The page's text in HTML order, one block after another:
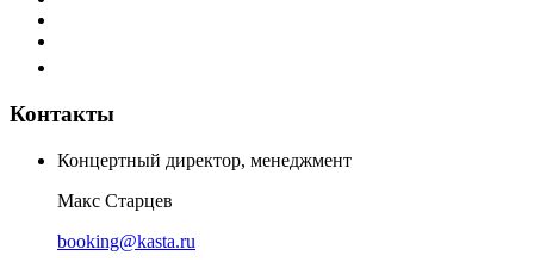
Контакты
Концертный директор, менеджмент
Макс Старцев
booking@kasta.ru